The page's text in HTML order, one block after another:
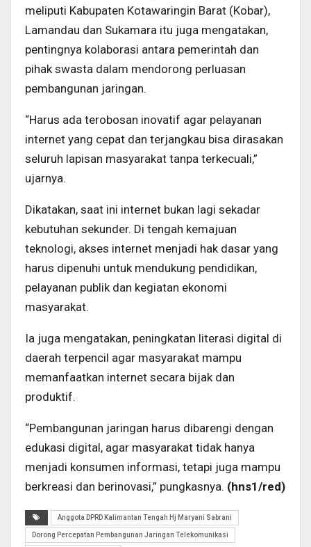
meliputi Kabupaten Kotawaringin Barat (Kobar),
Lamandau dan Sukamara itu juga mengatakan,
pentingnya kolaborasi antara pemerintah dan
pihak swasta dalam mendorong perluasan
pembangunan jaringan.
“Harus ada terobosan inovatif agar pelayanan
internet yang cepat dan terjangkau bisa dirasakan
seluruh lapisan masyarakat tanpa terkecuali,”
ujarnya.
Dikatakan, saat ini internet bukan lagi sekadar
kebutuhan sekunder. Di tengah kemajuan
teknologi, akses internet menjadi hak dasar yang
harus dipenuhi untuk mendukung pendidikan,
pelayanan publik dan kegiatan ekonomi
masyarakat.
Ia juga mengatakan, peningkatan literasi digital di
daerah terpencil agar masyarakat mampu
memanfaatkan internet secara bijak dan
produktif.
“Pembangunan jaringan harus dibarengi dengan
edukasi digital, agar masyarakat tidak hanya
menjadi konsumen informasi, tetapi juga mampu
berkreasi dan berinovasi,” pungkasnya. (hns1/red)
Anggota DPRD Kalimantan Tengah Hj Maryani Sabrani
Dorong Percepatan Pembangunan Jaringan Telekomunikasi